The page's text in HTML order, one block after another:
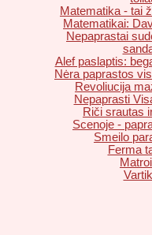
Matematika - tai
Matematikai:
Nepaprastai
Alef paslaptis:
Nėra paprastos
Revoliucija
Nepaprasti
Riči srautas
Scenoje -
Smeilo
Ferma